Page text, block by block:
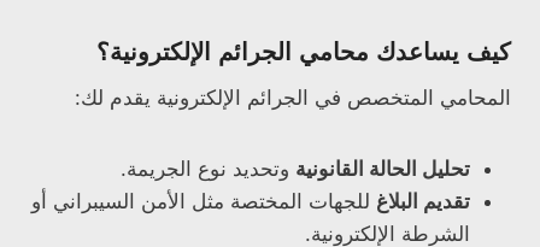
كيف يساعدك محامي الجرائم الإلكترونية؟
المحامي المتخصص في الجرائم الإلكترونية يقدم لك:
تحليل الحالة القانونية وتحديد نوع الجريمة.
تقديم البلاغ للجهات المختصة مثل الأمن السيبراني أو
الشرطة الإلكترونية.